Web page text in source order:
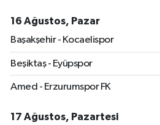
16 Ağustos, Pazar
Başakşehir - Kocaelispor
Beşiktaş - Eyüpspor
Amed - Erzurumspor FK
17 Ağustos, Pazartesi